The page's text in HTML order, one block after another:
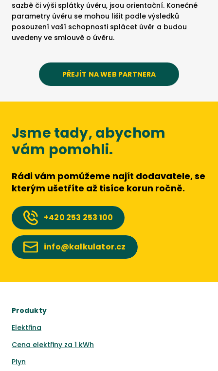
sazbě či výši splátky úvěru, jsou orientační. Konečné
parametry úvěru se mohou lišit podle výsledků
posouzení vaší schopnosti splácet úvěr a budou
uvedeny ve smlouvě o úvěru.
PŘEJÍT NA WEB PARTNERA
Jsme tady, abychom
vám pomohli.
Rádi vám pomůžeme najít dodavatele, se
kterým ušetříte až tisíce korun ročně.
+420 253 253 100
info@kalkulator.cz
Produkty
Elektřina
Cena elektřiny za 1 kWh
Plyn